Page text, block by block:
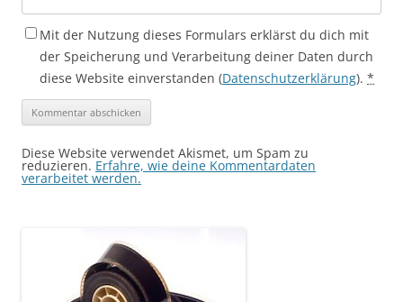
Mit der Nutzung dieses Formulars erklärst du dich mit
der Speicherung und Verarbeitung deiner Daten durch
diese Website einverstanden (Datenschutzerklärung). *
Diese Website verwendet Akismet, um Spam zu
reduzieren. Erfahre, wie deine Kommentardaten
verarbeitet werden.